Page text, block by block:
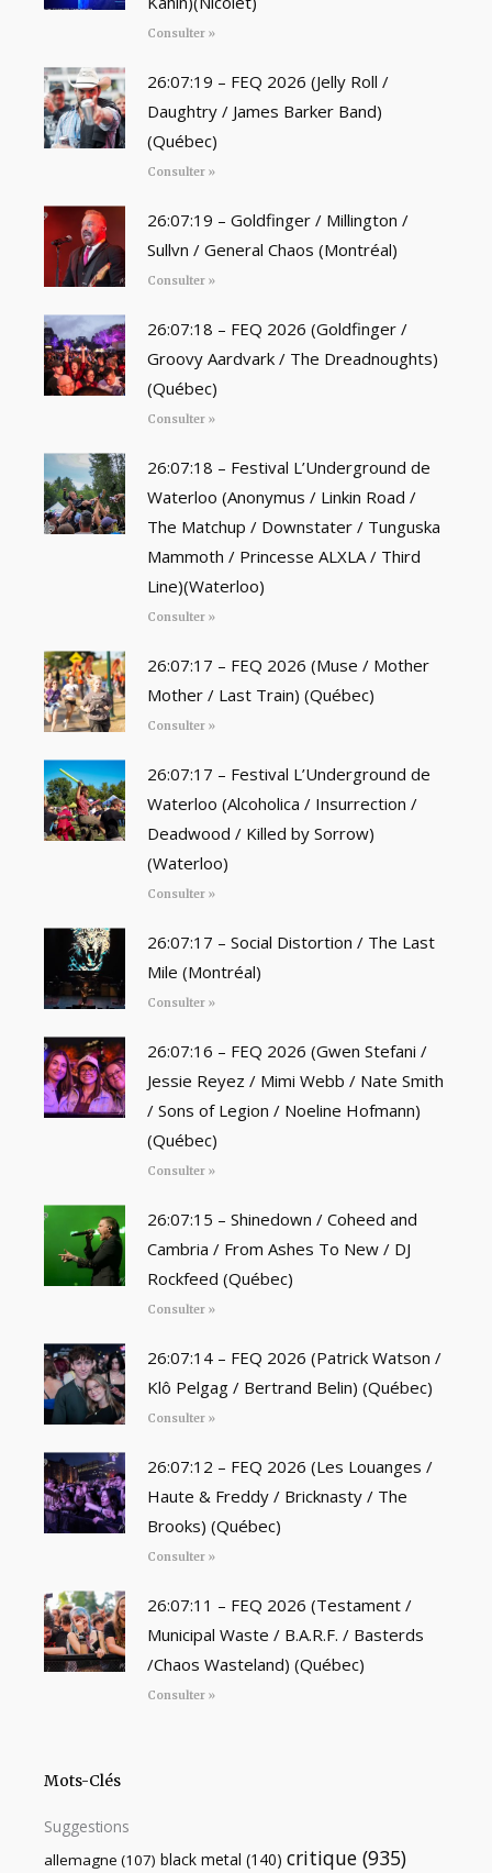
Consulter »
26:07:19 – FEQ 2026 (Jelly Roll /
Daughtry / James Barker Band)
(Québec)
Consulter »
26:07:19 – Goldfinger / Millington /
Sullvn / General Chaos (Montréal)
Consulter »
26:07:18 – FEQ 2026 (Goldfinger /
Groovy Aardvark / The Dreadnoughts)
(Québec)
Consulter »
26:07:18 – Festival L’Underground de
Waterloo (Anonymus / Linkin Road /
The Matchup / Downstater / Tunguska
Mammoth / Princesse ALXLA / Third
Line)(Waterloo)
Consulter »
26:07:17 – FEQ 2026 (Muse / Mother
Mother / Last Train) (Québec)
Consulter »
26:07:17 – Festival L’Underground de
Waterloo (Alcoholica / Insurrection /
Deadwood / Killed by Sorrow)
(Waterloo)
Consulter »
26:07:17 – Social Distortion / The Last
Mile (Montréal)
Consulter »
26:07:16 – FEQ 2026 (Gwen Stefani /
Jessie Reyez / Mimi Webb / Nate Smith
/ Sons of Legion / Noeline Hofmann)
(Québec)
Consulter »
26:07:15 – Shinedown / Coheed and
Cambria / From Ashes To New / DJ
Rockfeed (Québec)
Consulter »
26:07:14 – FEQ 2026 (Patrick Watson /
Klô Pelgag / Bertrand Belin) (Québec)
Consulter »
26:07:12 – FEQ 2026 (Les Louanges /
Haute & Freddy / Bricknasty / The
Brooks) (Québec)
Consulter »
26:07:11 – FEQ 2026 (Testament /
Municipal Waste / B.A.R.F. / Basterds
/Chaos Wasteland) (Québec)
Consulter »
Mots-Clés
Suggestions
allemagne (107) black metal (140) critique (935)